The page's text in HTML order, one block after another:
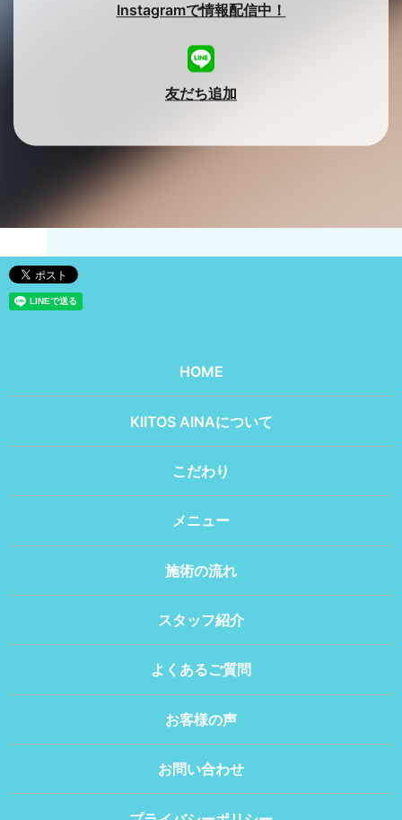
Instagramで情報配信中！
友だち追加
HOME
KIITOS AINAについて
こだわり
メニュー
施術の流れ
スタッフ紹介
よくあるご質問
お客様の声
お問い合わせ